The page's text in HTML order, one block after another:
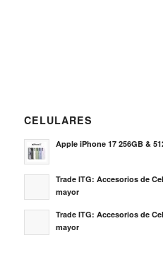
CELULARES
Apple iPhone 17 256GB &
Trade ITG: Accesorios de
mayor
Trade ITG: Accesorios de
mayor